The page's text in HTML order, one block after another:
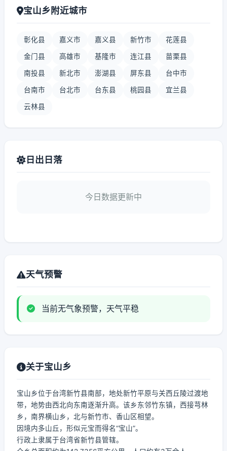
宝山乡附近城市
彰化县 嘉义市 嘉义县 新竹市 花莲县
金门县 高雄市 基隆市 连江县 苗栗县
南投县 新北市 澎湖县 屏东县 台中市
台南市 台北市 台东县 桃园县 宜兰县
云林县
日出日落
今日数据更新中
天气预警
当前无气象预警，天气平稳
关于宝山乡
宝山乡位于台湾新竹县南部，地处新竹平原与关西丘陵过渡地
带，地势由西北向东南逐渐升高。该乡东邻竹东镇，西接芎林
乡，南界横山乡，北与新竹市、香山区相望。
因境内多山丘，形似元宝而得名“宝山”。
行政上隶属于台湾省新竹县管辖。